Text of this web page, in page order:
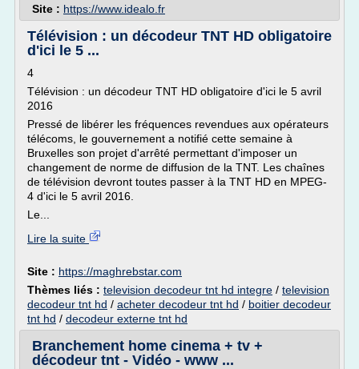
Site : https://www.idealo.fr
Télévision : un décodeur TNT HD obligatoire
d'ici le 5 ...
4
Télévision : un décodeur TNT HD obligatoire d'ici le 5 avril
2016
Pressé de libérer les fréquences revendues aux opérateurs
télécoms, le gouvernement a notifié cette semaine à
Bruxelles son projet d'arrêté permettant d'imposer un
changement de norme de diffusion de la TNT. Les chaînes
de télévision devront toutes passer à la TNT HD en MPEG-
4 d'ici le 5 avril 2016.
Le...
Lire la suite
Site : https://maghrebstar.com
Thèmes liés : television decodeur tnt hd integre / television
decodeur tnt hd / acheter decodeur tnt hd / boitier decodeur
tnt hd / decodeur externe tnt hd
Branchement home cinema + tv +
décodeur tnt - Vidéo - www ...